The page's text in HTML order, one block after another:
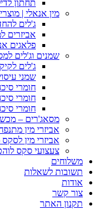
תחתון
מין אנאלי |
ג'לים
אביזרים
פלאגים
שמנים וג'לים
ג'לים
שמני
חומרי
חומרי
חומרי
מסאג'רים –
אביזרי מין
אביזרי מין לסקס
צעצועי סקס
משלוחים
תשובות לשאלות
אודות
צור קשר
תקנון האתר